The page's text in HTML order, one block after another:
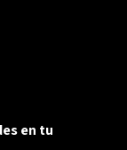
en tu